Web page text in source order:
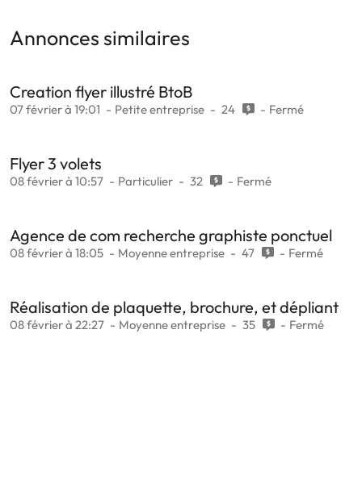
Annonces similaires
Creation flyer illustré BtoB
07 février à 19:01 Petite entreprise 24 Fermé
Flyer 3 volets
08 février à 10:57 Particulier 32 Fermé
Agence de com recherche graphiste ponctuel
08 février à 18:05 Moyenne entreprise 47 Fermé
Réalisation de plaquette, brochure, et dépliant
08 février à 22:27 Moyenne entreprise 35 Fermé